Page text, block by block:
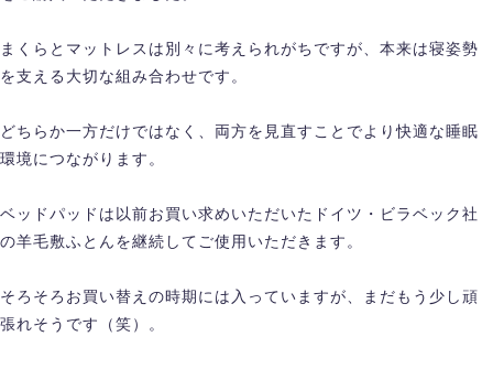
まくらとマットレスは別々に考えられがちですが、本来は寝姿勢
を支える大切な組み合わせです。
どちらか一方だけではなく、両方を見直すことでより快適な睡眠
環境につながります。
ベッドパッドは以前お買い求めいただいたドイツ・ビラベック社
の羊毛敷ふとんを継続してご使用いただきます。
そろそろお買い替えの時期には入っていますが、まだもう少し頑
張れそうです（笑）。